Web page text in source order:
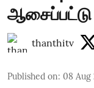
thanthitv
Published on: 08 Aug